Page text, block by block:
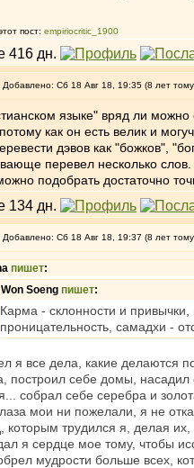
пост: empiriocritic_1900
Добавлено: Сб 18 Авг 18, 19:35 (8 лет
языке" вряд ли можно
как он есть велик и
дэвов как "божков",
перевел несколько
подобрать достаточно
Добавлено: Сб 18 Авг 18, 19:37 (8 лет
пишет:
Won Soeng пишет:
Карма - склонности и
проницательность, самадхи -
я все дела, какие делаются
построил себе домы,
собрал себе серебра и
мои ни пожелали, я не
которым трудился я, делая
я сердце мое тому, чтобы
мудрости больше всех,